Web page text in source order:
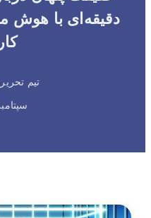
دقیقه‌ای با هوش
تیم
سپتامبر 8,